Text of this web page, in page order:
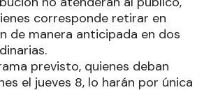
corresponde retirar en
de manera anticipada en dos
previsto, quienes deban
el jueves 8, lo harán por única